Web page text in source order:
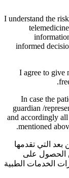
I understand the
informed
I agree to give
In case the
guardian /
and accordingly
mentioned
التي تقدمها
الحصول على
الخدمات الطبية